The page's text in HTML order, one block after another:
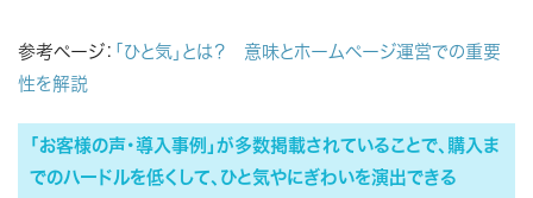
参考ページ： 「ひと気」とは？ 意味とホームページ運営での重要
性を解説
「お客様の声・導入事例」が多数掲載されていることで、購入ま
でのハードルを低くして、ひと気やにぎわいを演出できる